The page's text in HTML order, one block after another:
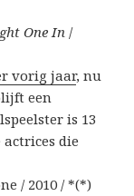
One In /
vorig jaar, nu
een
is 13
die
/ 2010 / *(*)